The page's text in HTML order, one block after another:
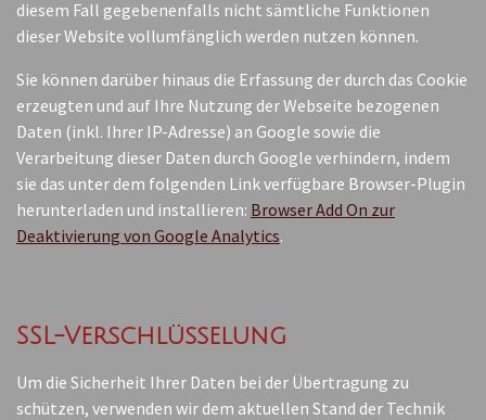
diesem Fall gegebenenfalls nicht sämtliche Funktionen
dieser Website vollumfänglich werden nutzen können.
Sie können darüber hinaus die Erfassung der durch das Cookie
erzeugten und auf Ihre Nutzung der Webseite bezogenen
Daten (inkl. Ihrer IP-Adresse) an Google sowie die
Verarbeitung dieser Daten durch Google verhindern, indem
sie das unter dem folgenden Link verfügbare Browser-Plugin
herunterladen und installieren: Browser Add On zur
Deaktivierung von Google Analytics.
SSL-Verschlüsselung
Um die Sicherheit Ihrer Daten bei der Übertragung zu
schützen, verwenden wir dem aktuellen Stand der Technik